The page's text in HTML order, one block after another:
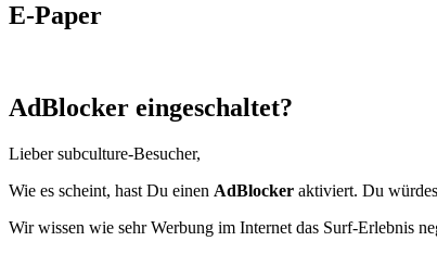
E-Paper
AdBlocker eingeschaltet?
Lieber subculture-Besucher,
Wie es scheint, hast Du einen AdBlocker aktiviert. Du
Wir wissen wie sehr Werbung im Internet das Surf-Erlebnis